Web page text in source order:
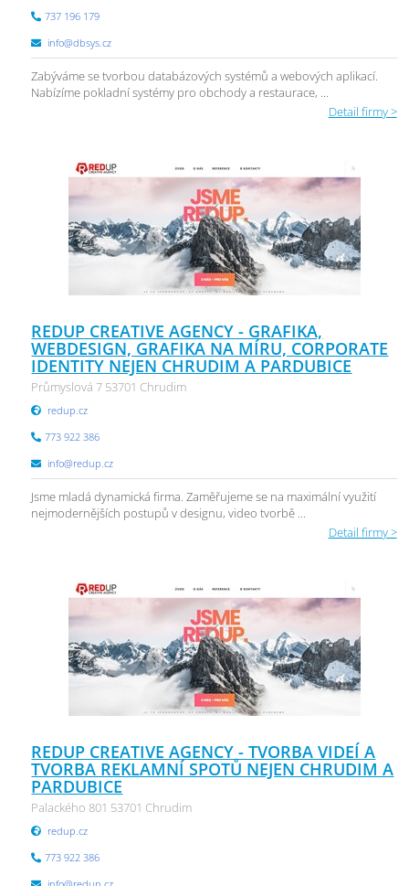
737 196 179
info@dbsys.cz
Zabýváme se tvorbou databázových systémů a webových aplikací.
Nabízíme pokladní systémy pro obchody a restaurace, ...
Detail firmy >
REDUP CREATIVE AGENCY - GRAFIKA,
WEBDESIGN, GRAFIKA NA MÍRU, CORPORATE
IDENTITY NEJEN CHRUDIM A PARDUBICE
Průmyslová 7 53701 Chrudim
redup.cz
773 922 386
info@redup.cz
Jsme mladá dynamická firma. Zaměřujeme se na maximální využití
nejmodernějších postupů v designu, video tvorbě ...
Detail firmy >
REDUP CREATIVE AGENCY - TVORBA VIDEÍ A
TVORBA REKLAMNÍ SPOTŮ NEJEN CHRUDIM A
PARDUBICE
Palackého 801 53701 Chrudim
redup.cz
773 922 386